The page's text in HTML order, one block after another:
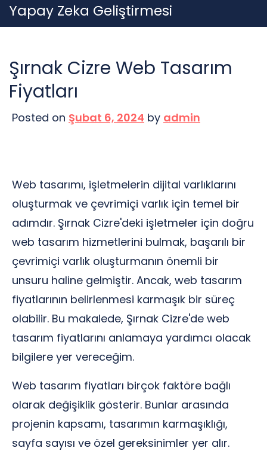
Skip
to
Yapay Zeka Geliştirmesi
Şırnak Cizre Web Tasarım
Fiyatları
Posted on Şubat 6, 2024 by admin
Web tasarımı, işletmelerin dijital varlıklarını
oluşturmak ve çevrimiçi varlık için temel bir
adımdır. Şırnak Cizre'deki işletmeler için doğru
web tasarım hizmetlerini bulmak, başarılı bir
çevrimiçi varlık oluşturmanın önemli bir
unsuru haline gelmiştir. Ancak, web tasarım
fiyatlarının belirlenmesi karmaşık bir süreç
olabilir. Bu makalede, Şırnak Cizre'de web
tasarım fiyatlarını anlamaya yardımcı olacak
bilgilere yer vereceğim.
Web tasarım fiyatları birçok faktöre bağlı
olarak değişiklik gösterir. Bunlar arasında
projenin kapsamı, tasarımın karmaşıklığı,
sayfa sayısı ve özel gereksinimler yer alır.